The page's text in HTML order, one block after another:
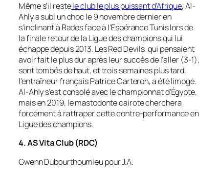
Même s’il restele club le plus puissant d’Afrique, Al-
Ahly a subi un choc le 9 novembre dernier en
s’inclinant à Radès face à l’Espérance Tunis lors de
la finale retour de la Ligue des champions qui lui
échappe depuis 2013. Les Red Devils, qui pensaient
avoir fait le plus dur après leur succès de l’aller (3-1),
sont tombés de haut, et trois semaines plus tard,
l’entraîneur français Patrice Carteron, a été limogé.
Al-Ahly s’est consolé avec le championnat d’Égypte,
mais en 2019, le mastodonte cairote cherchera
forcément à rattraper cette contre-performance en
Ligue des champions.
4. AS Vita Club (RDC)
Gwenn Dubourthoumieu pour J.A.